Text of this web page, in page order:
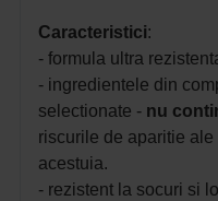
Caracteristici:
- formula ultra
- ingredientele din
selectionate - nu
riscurile de aparitie
acestuia.
- rezistent la socuri si